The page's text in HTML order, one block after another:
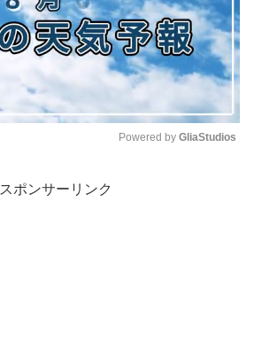
Powered by GliaStudios
スポンサーリンク